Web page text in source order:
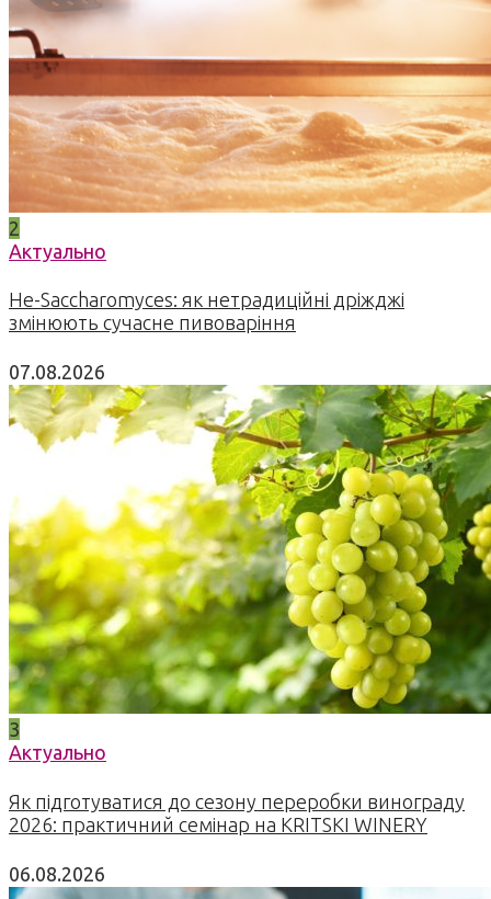
2
Актуально
Не-Saccharomyces: як нетрадиційні дріжджі
змінюють сучасне пивоваріння
07.08.2026
3
Актуально
Як підготуватися до сезону переробки винограду
2026: практичний семінар на KRITSKI WINERY
06.08.2026